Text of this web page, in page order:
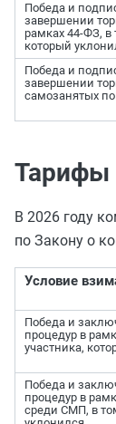
Победа и
завершении
рамках 44-ФЗ, в
который
Победа и
завершении
самозанятых
Тарифы
В 2026 году
по Закону о
Условие
Победа и
процедур в
участника,
Победа и
процедур в
среди СМП, в